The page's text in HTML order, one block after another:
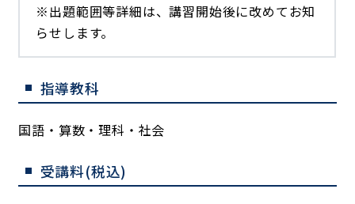
※出題範囲等詳細は、講習開始後に改めてお知
らせします。
指導教科
国語・算数・理科・社会
受講料(税込)